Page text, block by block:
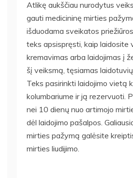
Atlikę aukščiau nurodytus
gauti medicininę mirties
išduodama sveikatos
teks apsispręsti, kaip laidosite
kremavimas arba laidojimas į
šį veiksmą, tęsiamas
Teks pasirinkti laidojimo vietą
kolumbariume ir ją rezervuoti.
nei 10 dienų nuo artimojo
dėl laidojimo pašalpos.
mirties pažymą galėsite
mirties liudijimo.